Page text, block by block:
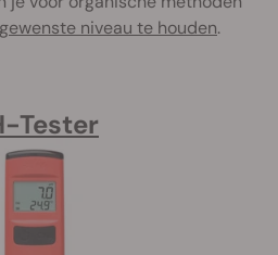
niveau te houden.
Tester